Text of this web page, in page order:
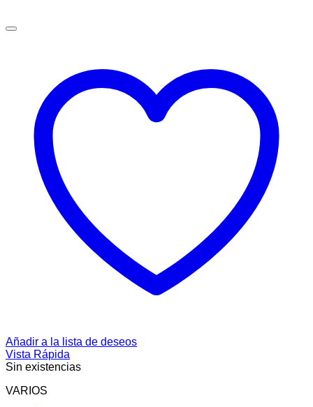
Añadir a la lista de deseos
Vista Rápida
Sin existencias
VARIOS